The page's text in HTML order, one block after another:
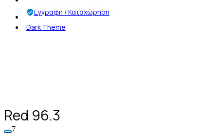
Εγγραφή / Καταχώρηση
Dark Theme
Red 96.3
7